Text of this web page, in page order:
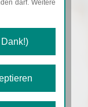
darf. Weitere